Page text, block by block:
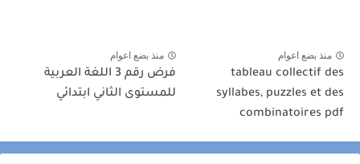
منذ بضع اعوام
tableau collectif des
syllabes, puzzles et des
combinatoires pdf
منذ بضع اعوام
فرض رقم 3 اللغة العربية
للمستوى الثاني ابتدائي